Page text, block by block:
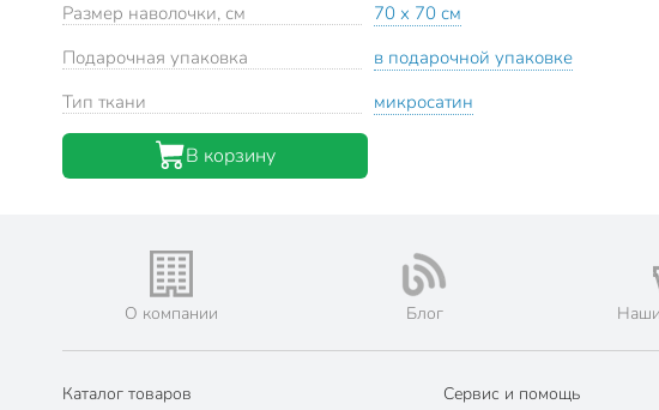
Размер наволочки, см
70 х 70 см
Подарочная упаковка
в подарочной упаковке
Тип ткани
микросатин
В корзину
О компании Блог
Каталог товаров Сервис и помощь